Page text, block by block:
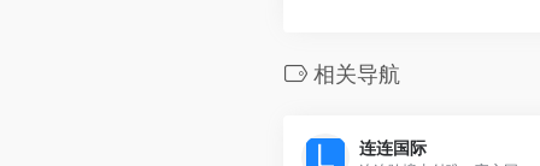
相关导航
连连国际